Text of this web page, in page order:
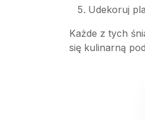
Udekoruj
Każde z tych
się kulinarną